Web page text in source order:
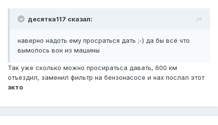
десятка117 сказал:
наверно надоть ему просраться дать ;-) да бы всё что
вымолось вон из машины
Так уже сколько можно просиратьса давать, 600 км
отъездил, заменил фильтр на бензонасосе и нах послал этот
экто